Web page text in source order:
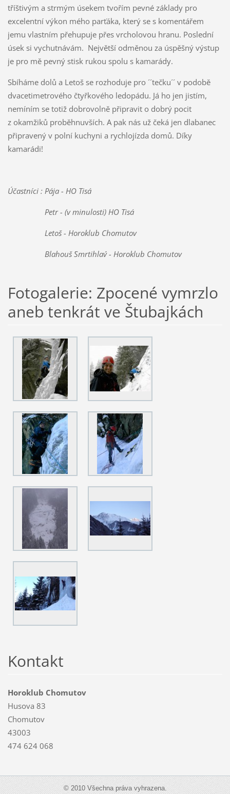
tříštivým a strmým úsekem tvořím pevné základy pro
excelentní výkon mého parťáka, který se s komentářem
jemu vlastním přehupuje přes vrcholovou hranu. Poslední
úsek si vychutnávám. Největší odměnou za úspěšný výstup
je pro mě pevný stisk rukou spolu s kamarády.
Sbíháme dolů a Letoš se rozhoduje pro ´´tečku´´ v podobě
dvacetimetrového čtyřkového ledopádu. Já ho jen jistím,
nemíním se totiž dobrovolně připravit o dobrý pocit
z okamžiků proběhnuvších. A pak nás už čeká jen dlabanec
připravený v polní kuchyni a rychlojízda domů. Díky
kamarádi!
Účastníci : Pája - HO Tisá
Petr - (v minulosti) HO Tisá
Letoš - Horoklub Chomutov
Blahouš ´´Smrtihlav´´ - Horoklub Chomutov
Fotogalerie: Zpocené vymrzlo
aneb tenkrát ve Štubajkách
Kontakt
Horoklub Chomutov
Husova 83
Chomutov
43003
474 624 068
© 2010 Všechna práva vyhrazena.